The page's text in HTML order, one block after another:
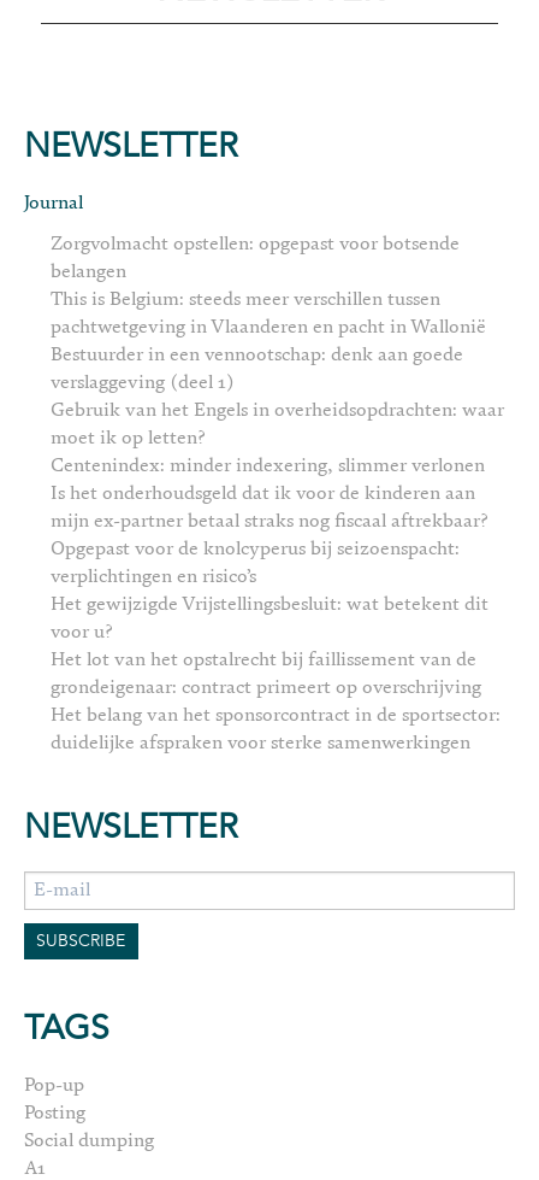
NEWSLETTER
Journal
Zorgvolmacht opstellen: opgepast voor botsende
belangen
This is Belgium: steeds meer verschillen tussen
pachtwetgeving in Vlaanderen en pacht in Wallonië
Bestuurder in een vennootschap: denk aan goede
verslaggeving (deel 1)
Gebruik van het Engels in overheidsopdrachten: waar
moet ik op letten?
Centenindex: minder indexering, slimmer verlonen
Is het onderhoudsgeld dat ik voor de kinderen aan
mijn ex-partner betaal straks nog fiscaal aftrekbaar?
Opgepast voor de knolcyperus bij seizoenspacht:
verplichtingen en risico’s
Het gewijzigde Vrijstellingsbesluit: wat betekent dit
voor u?
Het lot van het opstalrecht bij faillissement van de
grondeigenaar: contract primeert op overschrijving
Het belang van het sponsorcontract in de sportsector:
duidelijke afspraken voor sterke samenwerkingen
NEWSLETTER
TAGS
Pop-up
Posting
Social dumping
A1